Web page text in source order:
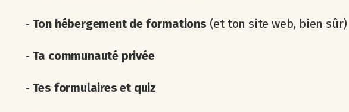
‐ Ton hébergement de formations (et ton site web, bien sûr)
‐ Ta communauté privée
‐ Tes formulaires et quiz